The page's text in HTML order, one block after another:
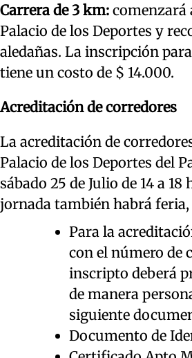
Carrera de 3 km: comenzará
Palacio de los Deportes y
aledañas. La inscripción
tiene un costo de $ 14.000.
Acreditación de corredores
La acreditación de
Palacio de los Deportes del
sábado 25 de Julio de 14 a 18
jornada también habrá
Para la
con el número de
inscripto deberá
de manera
siguiente
Documento de